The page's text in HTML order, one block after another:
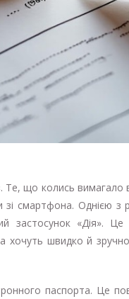
що колись вимагало
смартфона. Однією з
застосунок «Дія». Це
хочуть швидко й
паспорта. Це